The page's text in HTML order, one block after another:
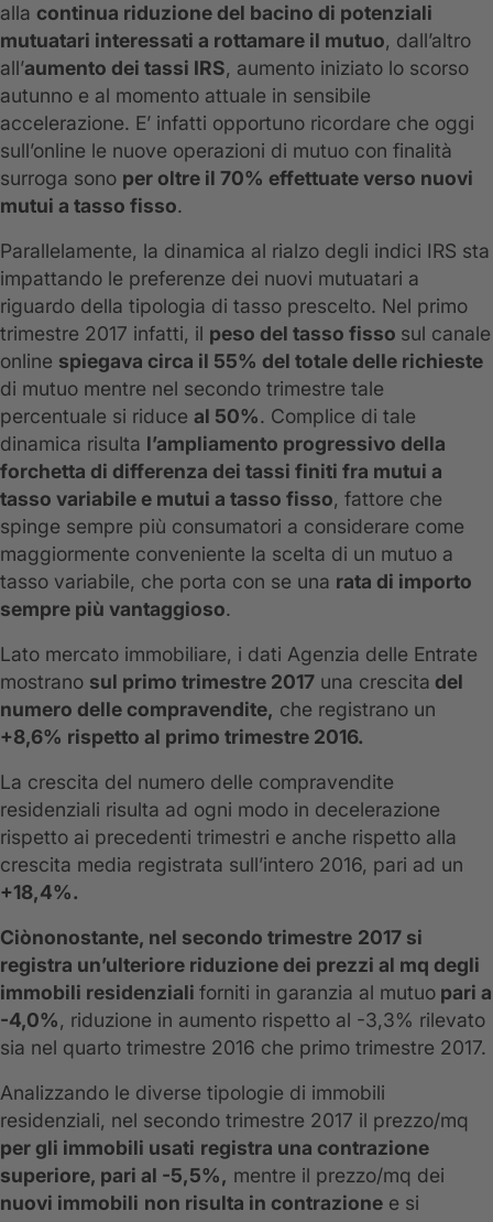
alla continua riduzione del bacino di potenziali
mutuatari interessati a rottamare il mutuo, dall’altro
all’aumento dei tassi IRS, aumento iniziato lo scorso
autunno e al momento attuale in sensibile
accelerazione. E’ infatti opportuno ricordare che oggi
sull’online le nuove operazioni di mutuo con finalità
surroga sono per oltre il 70% effettuate verso nuovi
mutui a tasso fisso.
Parallelamente, la dinamica al rialzo degli indici IRS sta
impattando le preferenze dei nuovi mutuatari a
riguardo della tipologia di tasso prescelto. Nel primo
trimestre 2017 infatti, il peso del tasso fisso sul canale
online spiegava circa il 55% del totale delle richieste
di mutuo mentre nel secondo trimestre tale
percentuale si riduce al 50%. Complice di tale
dinamica risulta l’ampliamento progressivo della
forchetta di differenza dei tassi finiti fra mutui a
tasso variabile e mutui a tasso fisso, fattore che
spinge sempre più consumatori a considerare come
maggiormente conveniente la scelta di un mutuo a
tasso variabile, che porta con se una rata di importo
sempre più vantaggioso.
Lato mercato immobiliare, i dati Agenzia delle Entrate
mostrano sul primo trimestre 2017 una crescita del
numero delle compravendite, che registrano un
+8,6% rispetto al primo trimestre 2016.
La crescita del numero delle compravendite
residenziali risulta ad ogni modo in decelerazione
rispetto ai precedenti trimestri e anche rispetto alla
crescita media registrata sull’intero 2016, pari ad un
+18,4%.
Ciònonostante, nel secondo trimestre 2017 si
registra un’ulteriore riduzione dei prezzi al mq degli
immobili residenziali forniti in garanzia al mutuo pari a
-4,0%, riduzione in aumento rispetto al -3,3% rilevato
sia nel quarto trimestre 2016 che primo trimestre 2017.
Analizzando le diverse tipologie di immobili
residenziali, nel secondo trimestre 2017 il prezzo/mq
per gli immobili usati registra una contrazione
superiore, pari al -5,5%, mentre il prezzo/mq dei
nuovi immobili non risulta in contrazione e si